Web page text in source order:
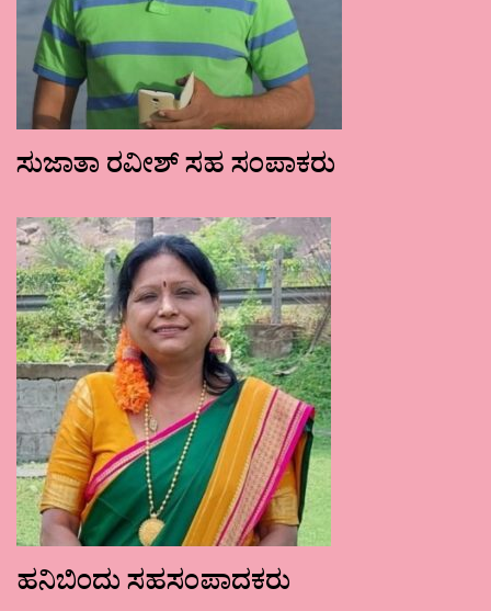
ಸುಜಾತಾ ರವೀಶ್ ಸಹ ಸಂಪಾಕರು
ಹನಿಬಿಂದು ಸಹಸಂಪಾದಕರು